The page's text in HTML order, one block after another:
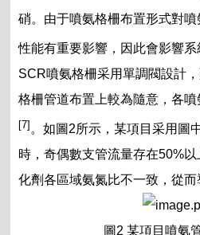
硝。由于噴氨格柵布置形式對
性能有重要影響，因此會影響
SCR噴氨格柵采用單調閥設計
格柵管道布置上較為隨意，各
[7] 。如圖2所示，某項目采用圖
時，奇偶數支管流量存在50%
化劑各區域氨氮比不一致，從而
圖2 某項目噴氨